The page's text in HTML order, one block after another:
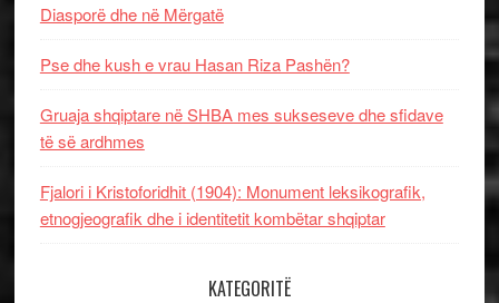
Diasporë dhe në Mërgatë
Pse dhe kush e vrau Hasan Riza Pashën?
Gruaja shqiptare në SHBA mes sukseseve dhe sfidave
të së ardhmes
Fjalori i Kristoforidhit (1904): Monument leksikografik,
etnogjeografik dhe i identitetit kombëtar shqiptar
KATEGORITË